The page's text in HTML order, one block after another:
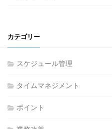
カテゴリー
スケジュール管理
タイムマネジメント
ポイント